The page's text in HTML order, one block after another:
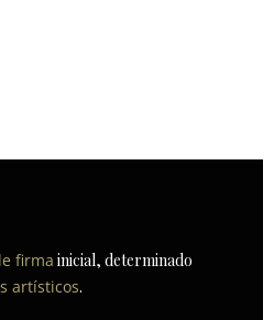
firma inicial, determinado
artísticos.